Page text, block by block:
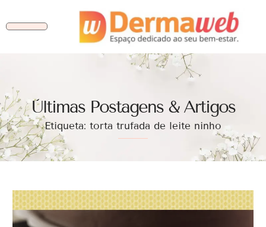
Ùltimas Postagens & Artigos
Etiqueta: torta trufada de leite ninho